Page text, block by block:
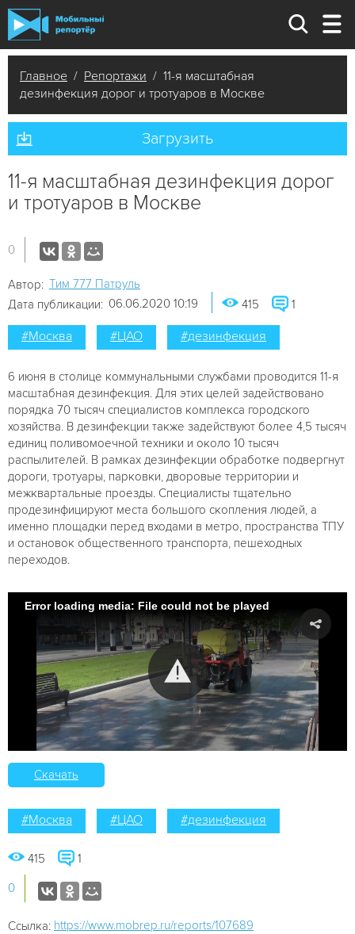
Главное / Репортажи / 11-я масштабная
дезинфекция дорог и тротуаров в Москве
Загрузить
11-я масштабная дезинфекция дорог
и тротуаров в Москве
0
Автор: Tим 777 Патруль
Дата публикации: 06.06.2020 10:19 415 1
#Москва #ЦАО #дезинфекция
6 июня в столице коммунальными службами проводится 11-я
масштабная дезинфекция. Для этих целей задействовано
порядка 70 тысяч специалистов комплекса городского
хозяйства. В дезинфекции также задействуют более 4,5 тысяч
единиц поливомоечной техники и около 10 тысяч
распылителей. В рамках дезинфекции обработке подвергнут
дороги, тротуары, парковки, дворовые территории и
межквартальные проезды. Специалисты тщательно
продезинфицируют места большого скопления людей, а
именно площадки перед входами в метро, пространства ТПУ
и остановок общественного транспорта, пешеходных
переходов.
Error loading media: File could not be played
Скачать
#Москва #ЦАО #дезинфекция
415 1
0
Ссылка: https://www.mobrep.ru/reports/107689